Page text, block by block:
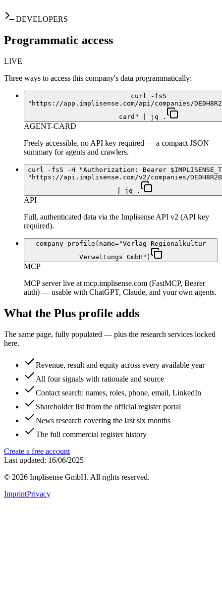
DEVELOPERS
Programmatic access
LIVE
Three ways to access this company's data programmatically:
curl -fsS
"https://app.implisense.com/api/companies/
card" | jq .
AGENT-CARD
Freely accessible, no API key required — a compact JSON
summary for agents and crawlers.
curl -fsS -H "Authorization: Bearer
"https://api.implisense.com/v2/companies/
| jq .
API
Full, authenticated data via the Implisense API v2 (API key
required).
company_profile(name="Verlag Regionalkultur
Verwaltungs GmbH")
MCP
MCP server live at mcp.implisense.com (FastMCP, Bearer
auth) — usable with ChatGPT, Claude, and your own agents.
What the Plus profile adds
The same page, fully populated — plus the research services locked
here.
Revenue, result and equity across every available year
All four signals with rationale and source
Contact search: names, roles, phone, email, LinkedIn
Shareholder list from the official register portal
News research covering the last six months
The full commercial register history
Create a free account
Last updated: 16/06/2025
© 2026 Implisense GmbH. All rights reserved.
ImprintPrivacy